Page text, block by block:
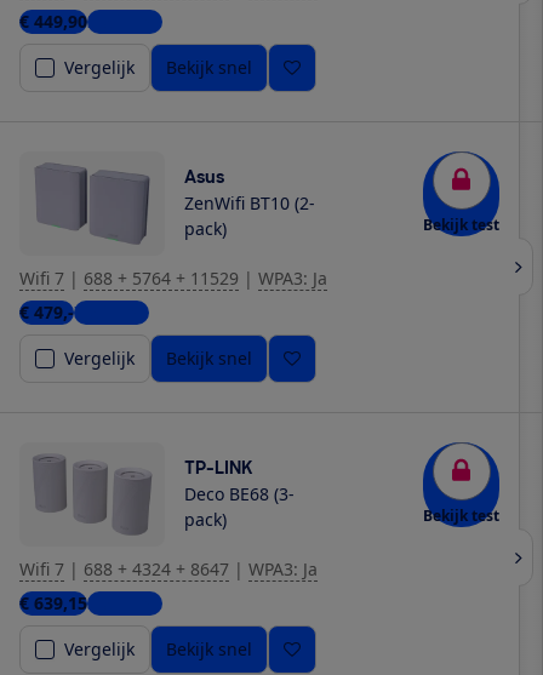
€ 449,902 winkels
Vergelijk
Bekijk snel
Asus
ZenWifi BT10 (2-
pack)
Bekijk test
Wifi 7 | 688 + 5764 + 11529 | WPA3: Ja
€ 479,-7 winkels
Vergelijk
Bekijk snel
TP-LINK
Deco BE68 (3-
pack)
Bekijk test
Wifi 7 | 688 + 4324 + 8647 | WPA3: Ja
€ 639,153 winkels
Vergelijk
Bekijk snel